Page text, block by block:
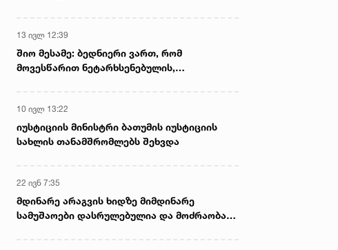
13 ივლ 12:39
შიო მესამე: ბედნიერი ვართ, რომ
მოვესწარით ნეტარხსენებულის,
10 ივლ 13:22
იუსტიციის მინისტრი ბათუმის იუსტიციის
სახლის თანამშრომლებს შეხვდა
22 ივნ 7:35
მდინარე არაგვის ხიდზე მიმდინარე
სამუშაოები დასრულებულია და მოძრაობა